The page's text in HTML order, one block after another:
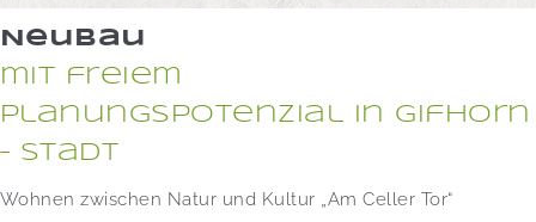
Neubau
mit freiem
Planungspotenzial in Gifhorn
– Stadt
Wohnen zwischen Natur und Kultur „Am Celler Tor“